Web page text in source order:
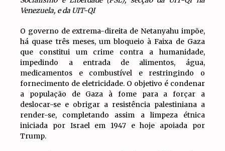
Venezuela, e da UIT-QI
O governo de extrema-direita de Netanyahu impõe,
há quase três meses, um bloqueio à Faixa de Gaza
que constitui um crime contra a humanidade,
impedindo a entrada de alimentos, água,
medicamentos e combustível e restringindo o
fornecimento de eletricidade. O objetivo é condenar
a população de Gaza à fome para a forçar a
deslocar-se e obrigar a resistência palestiniana a
render-se, completando assim a limpeza étnica
iniciada por Israel em 1947 e hoje apoiada por
Trump.